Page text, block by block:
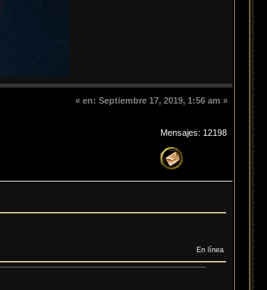
« en: Septiembre 17, 2019, 1:56 am »
Mensajes: 12198
En línea